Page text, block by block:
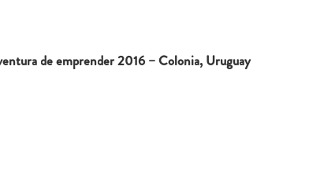
de emprender 2016 – Colonia, Uruguay